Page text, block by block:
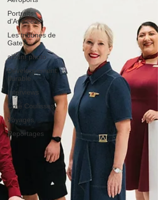
Portraits
d'AvGeeks
Les tribunes de
Gate7
album photo
Développement
durable
Interviews
Coté Coulisses
Voyages
Reportages